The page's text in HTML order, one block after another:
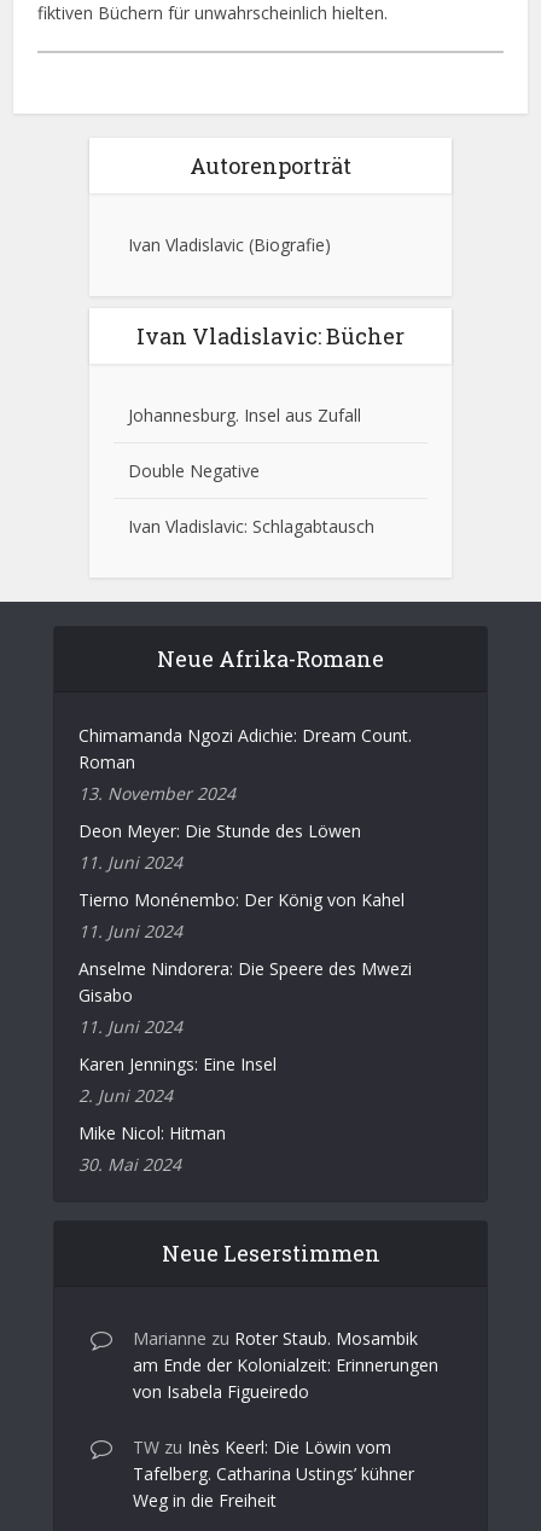
fiktiven Büchern für unwahrscheinlich hielten.
Autorenporträt
Ivan Vladislavic (Biografie)
Ivan Vladislavic: Bücher
Johannesburg. Insel aus Zufall
Double Negative
Ivan Vladislavic: Schlagabtausch
Neue Afrika-Romane
Chimamanda Ngozi Adichie: Dream Count.
Roman
13. November 2024
Deon Meyer: Die Stunde des Löwen
11. Juni 2024
Tierno Monénembo: Der König von Kahel
11. Juni 2024
Anselme Nindorera: Die Speere des Mwezi
Gisabo
11. Juni 2024
Karen Jennings: Eine Insel
2. Juni 2024
Mike Nicol: Hitman
30. Mai 2024
Neue Leserstimmen
Marianne zu Roter Staub. Mosambik
am Ende der Kolonialzeit: Erinnerungen
von Isabela Figueiredo
TW zu Inès Keerl: Die Löwin vom
Tafelberg. Catharina Ustings’ kühner
Weg in die Freiheit